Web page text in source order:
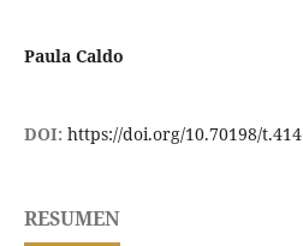
Paula Caldo
DOI: https://doi.org/10.70198/t.414
RESUMEN